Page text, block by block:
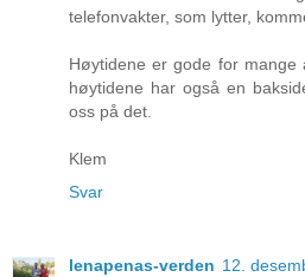
telefonvakter, som lytter,
Høytidene er gode for mange
høytidene har også en
oss på det.
Klem
Svar
lenapenas-verden 12.